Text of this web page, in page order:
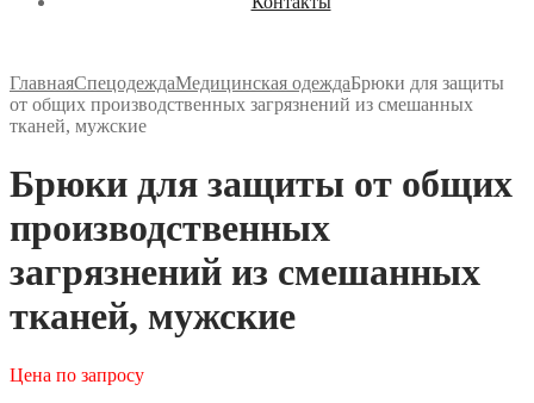
ГлавнаяСпецодеждаМедицинская одеждаБрюки для защиты
от общих производственных загрязнений из смешанных
тканей, мужские
Брюки для защиты от общих
производственных
загрязнений из смешанных
тканей, мужские
Цена по запросу